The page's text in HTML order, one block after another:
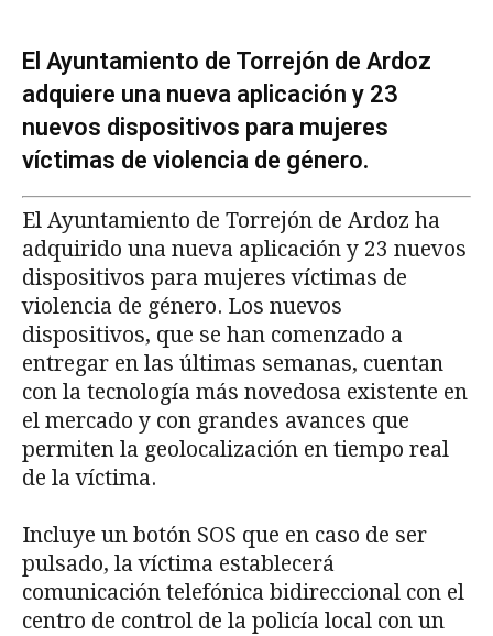
El Ayuntamiento de Torrejón de Ardoz
adquiere una nueva aplicación y 23
nuevos dispositivos para mujeres
víctimas de violencia de género.
El Ayuntamiento de Torrejón de Ardoz ha
adquirido una nueva aplicación y 23 nuevos
dispositivos para mujeres víctimas de
violencia de género. Los nuevos
dispositivos, que se han comenzado a
entregar en las últimas semanas, cuentan
con la tecnología más novedosa existente en
el mercado y con grandes avances que
permiten la geolocalización en tiempo real
de la víctima.
Incluye un botón SOS que en caso de ser
pulsado, la víctima establecerá
comunicación telefónica bidireccional con el
centro de control de la policía local con un